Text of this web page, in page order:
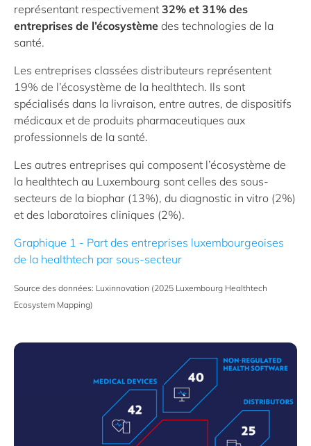
représentant respectivement 32% et 31% des
entreprises de l’écosystème des technologies de la
santé.
Les entreprises classées distributeurs représentent
19% de l’écosystème de la healthtech. Ils sont
spécialisés dans la livraison, entre autres, de dispositifs
médicaux et de produits pharmaceutiques aux
professionnels de la santé.
Les autres entreprises qui composent l’écosystème de
la healthtech au Luxembourg sont celles des sous-
secteurs de la biophar (13%), du diagnostic in vitro (2%)
et des laboratoires cliniques (2%).
Graphique 1 - Part des entreprises luxembourgeoises
de la healthtech par sous-secteur
Source des données: Luxinnovation (2025 Luxembourg Healthtech
Ecosystem Mapping)